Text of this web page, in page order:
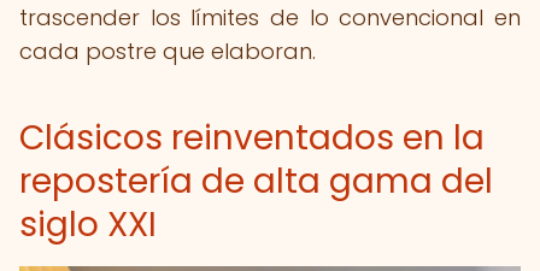
trascender los límites de lo convencional en
cada postre que elaboran.
Clásicos reinventados en la
repostería de alta gama del
siglo XXI